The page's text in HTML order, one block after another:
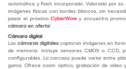
automática y flash incorporado. Valorada por
imágenes físicas con bordes blancos, sin
pasar el próximo CyberWow y encuentra
cámara en oferta!
Cámara digital
Las cámaras digitales capturan imágenes en
de memoria. Incluye sensores CMOS o CCD,
configurables. La carcasa puede variar entre
gama. Ofrece zoom óptico, grabación de video